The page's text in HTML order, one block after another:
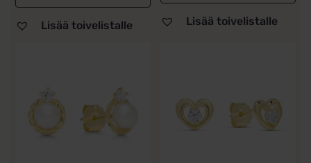
Lisää toivelistalle Lisää toivelistalle